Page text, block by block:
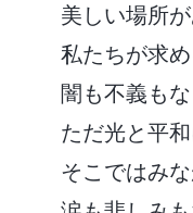
美しい場所
私たちが求
闇も不義もな
ただ光と平
そこではみ